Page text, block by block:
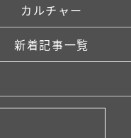
カルチャー
新着記事一覧